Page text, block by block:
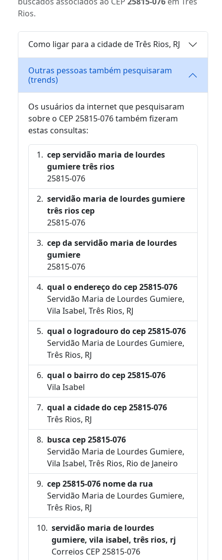
Rios.
Como ligar para a cidade de Três Rios, RJ
Outras pessoas também pesquisaram
(trends)
Os usuários da internet que pesquisaram
sobre o CEP 25815-076 também fizeram
estas consultas:
cep servidão maria de lourdes
gumiere três rios
25815-076
servidão maria de lourdes gumiere
três rios cep
25815-076
cep da servidão maria de lourdes
gumiere
25815-076
qual o endereço do cep 25815-076
Servidão Maria de Lourdes Gumiere,
Vila Isabel, Três Rios, RJ
qual o logradouro do cep 25815-076
Servidão Maria de Lourdes Gumiere,
Três Rios, RJ
qual o bairro do cep 25815-076
Vila Isabel
qual a cidade do cep 25815-076
Três Rios, RJ
busca cep 25815-076
Servidão Maria de Lourdes Gumiere,
Vila Isabel, Três Rios, Rio de Janeiro
cep 25815-076 nome da rua
Servidão Maria de Lourdes Gumiere,
Três Rios, RJ
servidão maria de lourdes
gumiere, vila isabel, três rios, rj
Correios CEP 25815-076